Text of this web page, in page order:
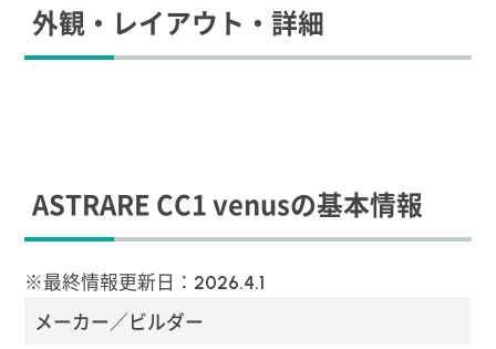
外観・レイアウト・詳細
ASTRARE CC1 venusの基本情報
※最終情報更新日： 2026.4.1
メーカー／ビルダー